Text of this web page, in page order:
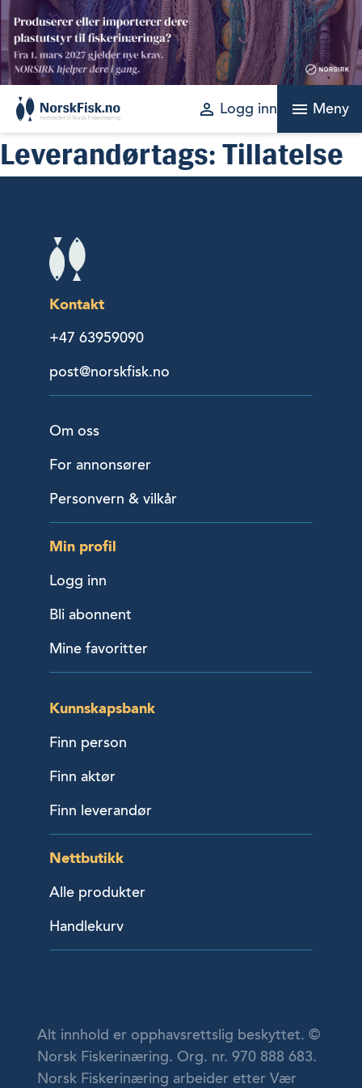
Skip
content
perm_identity Logg inn menu Meny
Leverandørtags: Tillatelse
Kontakt
+47 63959090
post@norskfisk.no
Om oss
For annonsører
Personvern & vilkår
Min profil
Logg inn
Bli abonnent
Mine favoritter
Kunnskapsbank
Finn person
Finn aktør
Finn leverandør
Nettbutikk
Alle produkter
Handlekurv
Alt innhold er opphavsrettslig beskyttet. ©
Norsk Fiskerinæring. Org. nr. 970 888 683.
Norsk Fiskerinæring arbeider etter Vær